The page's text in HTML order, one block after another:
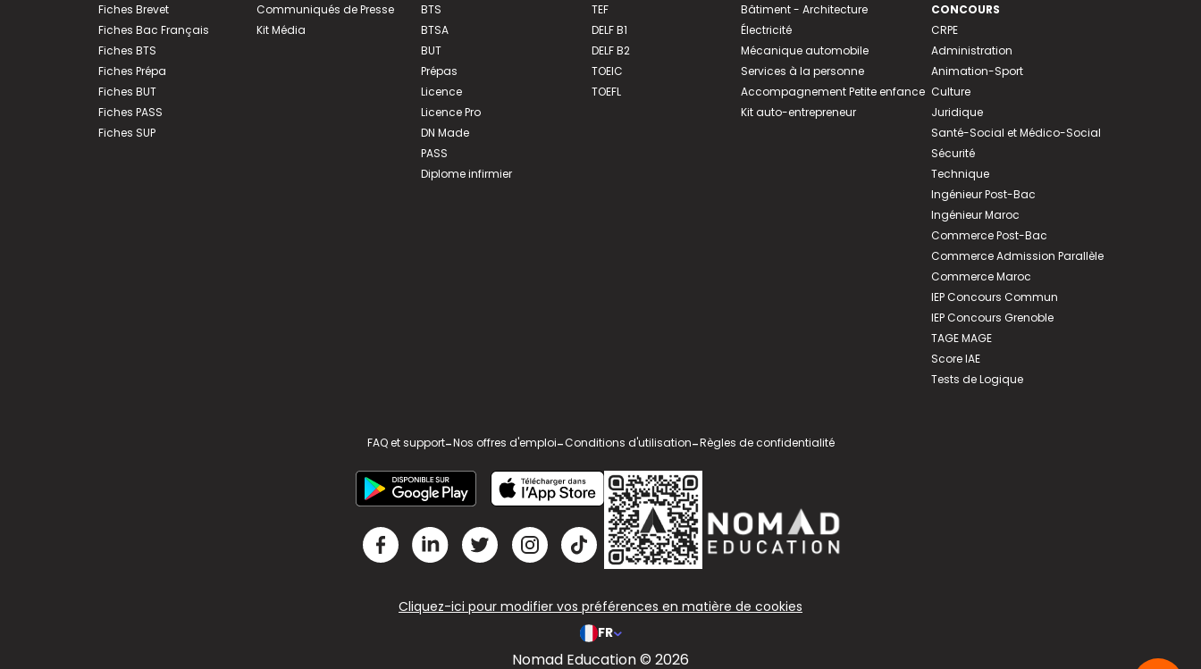
Fiches Brevet
Fiches Bac Français
Fiches BTS
Fiches Prépa
Fiches BUT
Fiches PASS
Fiches SUP
Communiqués de Presse
Kit Média
BTS
BTSA
BUT
Prépas
Licence
Licence Pro
DN Made
PASS
Diplome infirmier
TEF
DELF B1
DELF B2
TOEIC
TOEFL
Bâtiment - Architecture
Électricité
Mécanique automobile
Services à la personne
Accompagnement Petite enfance
Kit auto-entrepreneur
CONCOURS
CRPE
Administration
Animation-Sport
Culture
Juridique
Santé-Social et Médico-Social
Sécurité
Technique
Ingénieur Post-Bac
Ingénieur Maroc
Commerce Post-Bac
Commerce Admission Parallèle
Commerce Maroc
IEP Concours Commun
IEP Concours Grenoble
TAGE MAGE
Score IAE
Tests de Logique
FAQ et support-Nos offres d'emploi-Conditions d'utilisation-Règles de confidentialité
Cliquez-ici pour modifier vos préférences en matière de cookies
FR
Nomad Education © 2026